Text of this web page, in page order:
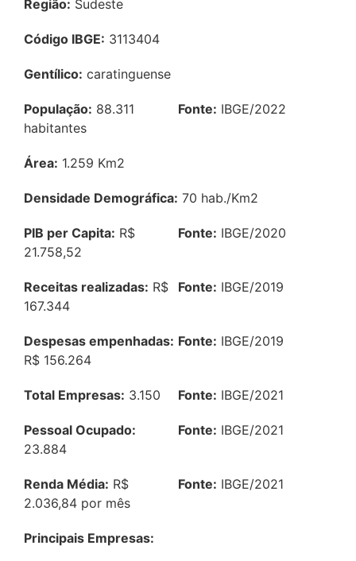
Região: Sudeste
Código IBGE: 3113404
Gentílico: caratinguense
População: 88.311
habitantes
Fonte: IBGE/2022
Área: 1.259 Km2
Densidade Demográfica: 70 hab./Km2
PIB per Capita: R$
21.758,52
Fonte: IBGE/2020
Receitas realizadas: R$
167.344
Fonte: IBGE/2019
Despesas empenhadas:
R$ 156.264
Fonte: IBGE/2019
Total Empresas: 3.150 Fonte: IBGE/2021
Pessoal Ocupado:
23.884
Fonte: IBGE/2021
Renda Média: R$
2.036,84 por mês
Fonte: IBGE/2021
Principais Empresas: